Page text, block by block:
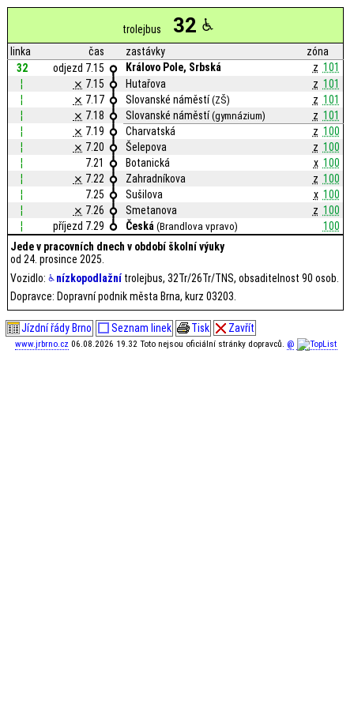
trolejbus 32
linka čas zastávky
zóna
32
odjezd 7.15 Královo Pole, Srbská z 101
¦
⨯ 7.15 Hutařova z 101
¦
⨯ 7.17 Slovanské náměstí(ZŠ) z 101
¦
⨯ 7.18 Slovanské náměstí(gymnázium) z 101
¦
⨯ 7.19 Charvatská z 100
¦
⨯ 7.20 Šelepova z 100
¦
7.21 Botanická x 100
¦
⨯ 7.22 Zahradníkova z 100
¦
7.25 Sušilova x 100
¦
⨯ 7.26 Smetanova z 100
¦
příjezd 7.29 Česká (Brandlova vpravo)
100
Jede v pracovních dnech v období školní výuky
od 24. prosince 2025.
Vozidlo: nízkopodlažnítrolejbus, 32Tr/26Tr/TNS, obsaditelnost 90 osob.
Dopravce: Dopravní podnik města Brna, kurz 03203.
Jízdní řády Brno Seznam linek Tisk Zavřít
www.jrbrno.cz 06.08.2026 19.32 Toto nejsou oficiální stránky dopravců. @